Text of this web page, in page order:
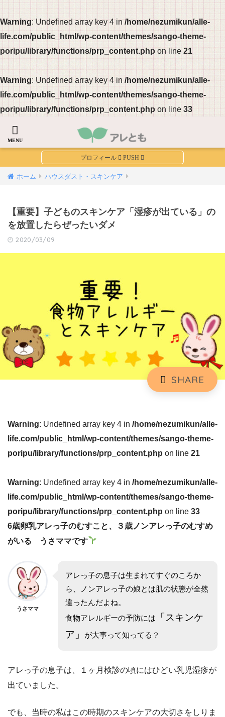
Warning: Undefined array key 4 in /home/nezumikun/alle-
life.com/public_html/wp-content/themes/sango-theme-
poripu/library/functions/prp_content.php on line 21
Warning: Undefined array key 4 in /home/nezumikun/alle-
life.com/public_html/wp-content/themes/sango-theme-
poripu/library/functions/prp_content.php on line 33
ホーム ハウスダスト・スキンケア
【重要】子どものスキンケア「湿疹が出ている」の
を放置したらぜったいダメ
2020/03/09
Warning: Undefined array key 4 in /home/nezumikun/alle-
life.com/public_html/wp-content/themes/sango-theme-
poripu/library/functions/prp_content.php on line 21
Warning: Undefined array key 4 in /home/nezumikun/alle-
life.com/public_html/wp-content/themes/sango-theme-
poripu/library/functions/prp_content.php on line 33
6歳卵乳アレっ子のむすこと、３歳ノンアレっ子のむすめ
がいる うさママです
うさママ
アレっ子の息子は生まれてすぐのころか
ら、ノンアレっ子の娘とは肌の状態が全然
違ったんだよね。
食物アレルギーの予防には
「スキンケ
ア」
が大事って知ってる？
アレっ子の息子は、１ヶ月検診の頃にはひどい乳児湿疹が
出ていました。
でも、当時の私はこの時期のスキンケアの大切さをしりま